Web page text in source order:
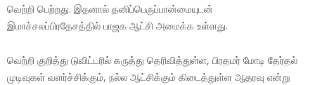
வெற்றி பெற்றது. இதனால் தனிப்பெருப்பான்மையுடன்
இமாச்சலப்பிரதேசத்தில் பாஜக ஆட்சி அமைக்க உள்ளது.
வெற்றி குறித்து டுவிட்டரில் கருத்து தெரிவித்துள்ள, பிரதமர் மோடி தேர்தல்
முடிவுகள் வளர்ச்சிக்கும், நல்ல ஆட்சிக்கும் கிடைத்துள்ள ஆதரவு என்று